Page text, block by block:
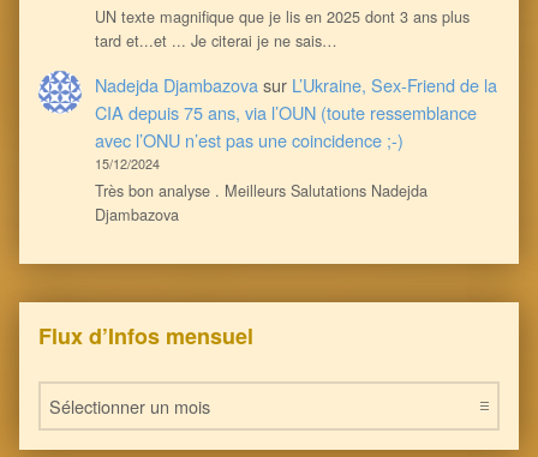
UN texte magnifique que je lis en 2025 dont 3 ans plus
tard et...et ... Je citerai je ne sais…
Nadejda Djambazova sur L’Ukraine, Sex-Friend de la
CIA depuis 75 ans, via l’OUN (toute ressemblance
avec l’ONU n’est pas une coincidence ;-)
15/12/2024
Très bon analyse . Meilleurs Salutations Nadejda
Djambazova
Flux d’Infos mensuel
Flux d’Infos mensuel